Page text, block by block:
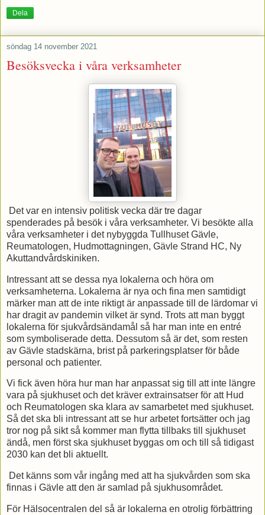
Dela
söndag 14 november 2021
Besöksvecka i våra verksamheter
Det var en intensiv politisk vecka där tre dagar
spenderades på besök i våra verksamheter. Vi besökte alla
våra verksamheter i det nybyggda Tullhuset Gävle,
Reumatologen, Hudmottagningen, Gävle Strand HC, Ny
Akuttandvårdskiniken.
Intressant att se dessa nya lokalerna och höra om
verksamheterna. Lokalerna är nya och fina men samtidigt
märker man att de inte riktigt är anpassade till de lärdomar vi
har dragit av pandemin vilket är synd. Trots att man byggt
lokalerna för sjukvårdsändamål så har man inte en entré
som symboliserade detta. Dessutom så är det, som resten
av Gävle stadskärna, brist på parkeringsplatser för både
personal och patienter.
Vi fick även höra hur man har anpassat sig till att inte längre
vara på sjukhuset och det kräver extrainsatser för att Hud
och Reumatologen ska klara av samarbetet med sjukhuset.
Så det ska bli intressant att se hur arbetet fortsätter och jag
tror nog på sikt så kommer man flytta tillbaks till sjukhuset
ändå, men först ska sjukhuset byggas om och till så tidigast
2030 kan det bli aktuellt.
Det känns som vår ingång med att ha sjukvården som ska
finnas i Gävle att den är samlad på sjukhusområdet.
För Hälsocentralen del så är lokalerna en otrolig förbättring